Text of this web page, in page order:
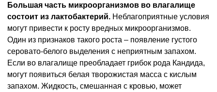
Большая часть микроорганизмов во влагалище
состоит из лактобактерий. Неблагоприятные условия
могут привести к росту вредных микроорганизмов.
Один из признаков такого роста – появление густого
серовато-белого выделения с неприятным запахом.
Если во влагалище преобладает грибок рода Кандида,
могут появиться белая творожистая масса с кислым
запахом. Жидкость, смешанная с кровью, может